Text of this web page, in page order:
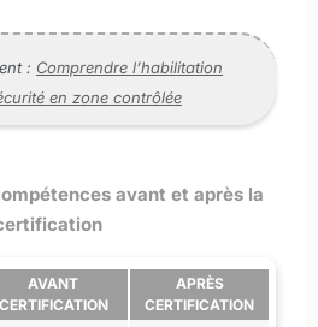
: Comprendre l’habilitation
en zone contrôlée
avant et après la
AVANT
CERTIFICATION
APRÈS
CERTIFICATION